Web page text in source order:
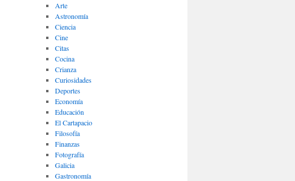
Arte
Astronomía
Ciencia
Cine
Citas
Cocina
Crianza
Curiosidades
Deportes
Economía
Educación
El Cartapacio
Filosofía
Finanzas
Fotografía
Galicia
Gastronomía